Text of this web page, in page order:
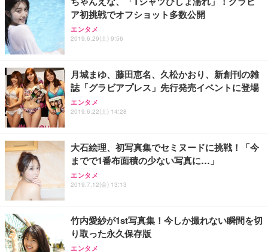
ア初挑戦でオフショット多数公開
エンタメ
2019.6.29(土) 9:56
月城まゆ、藤田恵名、久松かおり、新創刊の雑
誌「グラビアプレス」先行発売イベントに登場
エンタメ
2019.6.22(土) 14:28
大石絵理、初写真集でセミヌードに挑戦！「今
までで1番布面積の少ない写真に…」
エンタメ
2019.7.12(金) 13:13
竹内愛紗が1st写真集！今しか撮れない瞬間を切
り取った永久保存版
エンタメ